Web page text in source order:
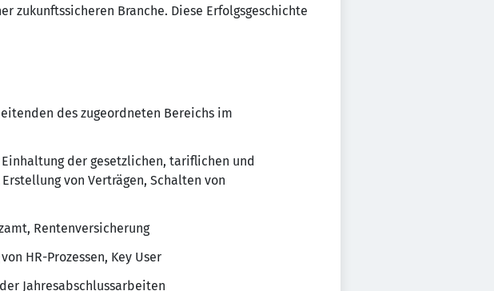
zukunftssicheren Branche. Diese Erfolgsgeschichte
des zugeordneten Bereichs im
der gesetzlichen, tariflichen und
von Verträgen, Schalten von
Rentenversicherung
HR-Prozessen, Key User
Jahresabschlussarbeiten